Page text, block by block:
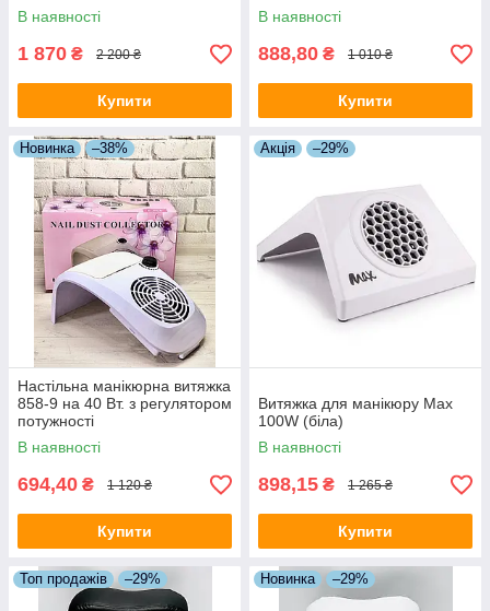
В наявності
1 870 ₴ 2 200 ₴
Купити
В наявності
888,80 ₴ 1 010 ₴
Купити
Новинка –38%
Настільна манікюрна витяжка
858-9 на 40 Вт. з регулятором
потужності
В наявності
694,40 ₴ 1 120 ₴
Купити
Акція –29%
Витяжка для манікюру Max
100W (біла)
В наявності
898,15 ₴ 1 265 ₴
Купити
Топ продажів –29% Новинка –29%